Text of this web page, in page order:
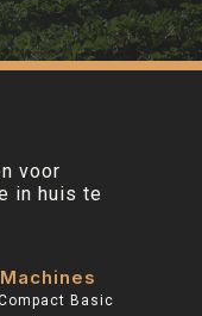
voor
in huis te
Basic